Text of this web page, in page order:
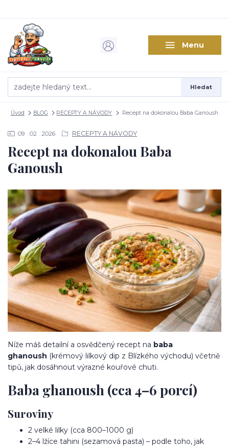
Menu
Hledat
Úvod BLOG RECEPTY A NÁVODY Recept na dokonalou Baba Ganoush
09 02 2026 RECEPTY A NÁVODY
Recept na dokonalou Baba
Ganoush
Níže máš detailní a osvědčený recept na baba
ghanoush (krémový lilkový dip z Blízkého východu) včetně
tipů, jak dosáhnout výrazné kouřové chuti.
Baba ghanoush (cca 4–6 porcí)
Suroviny
2 velké lilky (cca 800–1000 g)
2–4 lžíce tahini (sezamová pasta) – podle toho, jak